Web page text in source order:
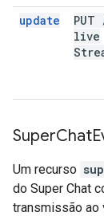
update PUT
live
SuperChat
Um recurso
do Super Chat
transmissão ao